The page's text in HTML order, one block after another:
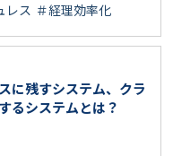
レス ＃経理効率化
に残すシステム、クラ
るシステムとは？